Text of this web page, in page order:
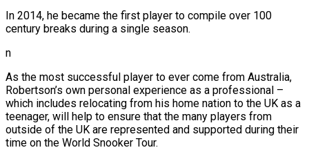
In 2014, he became the first player to compile over 100
century breaks during a single season.
n
As the most successful player to ever come from Australia,
Robertson’s own personal experience as a professional –
which includes relocating from his home nation to the UK as a
teenager, will help to ensure that the many players from
outside of the UK are represented and supported during their
time on the World Snooker Tour.